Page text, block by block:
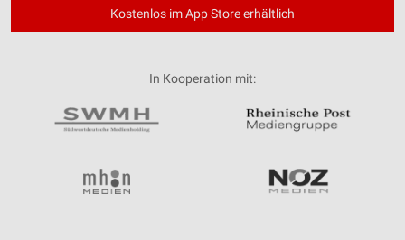
Kostenlos im App Store erhältlich
In Kooperation mit: